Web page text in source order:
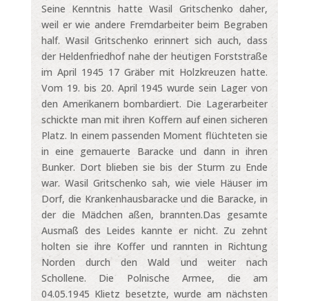
Seine Kenntnis hatte Wasil Gritschenko daher,
weil er wie andere Fremdarbeiter beim Begraben
half. Wasil Gritschenko erinnert sich auch, dass
der Heldenfriedhof nahe der heutigen Forststraße
im April 1945 17 Gräber mit Holzkreuzen hatte.
Vom 19. bis 20. April 1945 wurde sein Lager von
den Amerikanern bombardiert. Die Lagerarbeiter
schickte man mit ihren Koffern auf einen sicheren
Platz. In einem passenden Moment flüchteten sie
in eine gemauerte Baracke und dann in ihren
Bunker. Dort blieben sie bis der Sturm zu Ende
war. Wasil Gritschenko sah, wie viele Häuser im
Dorf, die Krankenhausbaracke und die Baracke, in
der die Mädchen aßen, brannten.Das gesamte
Ausmaß des Leides kannte er nicht. Zu zehnt
holten sie ihre Koffer und rannten in Richtung
Norden durch den Wald und weiter nach
Schollene. Die Polnische Armee, die am
04.05.1945 Klietz besetzte, wurde am nächsten